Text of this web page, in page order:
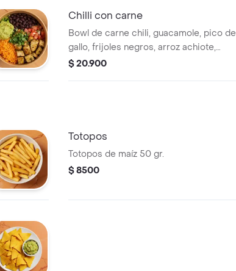
Chilli con carne
Bowl de carne chili, guacamole, pico de
gallo, frijoles negros, arroz achiote,
lechuga y salsa verde.
$ 20.900
Totopos
Totopos de maíz 50 gr.
$ 8500